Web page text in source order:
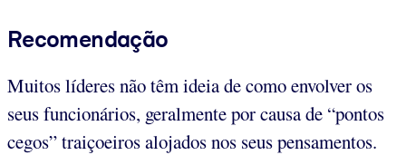
Recomendação
Muitos líderes não têm ideia de como envolver os
seus funcionários, geralmente por causa de “pontos
cegos” traiçoeiros alojados nos seus pensamentos.